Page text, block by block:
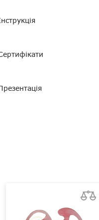
звуководом